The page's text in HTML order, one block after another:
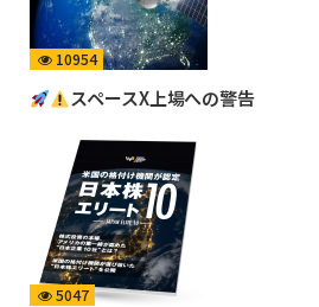
10954
スペースX上場への警告
5047